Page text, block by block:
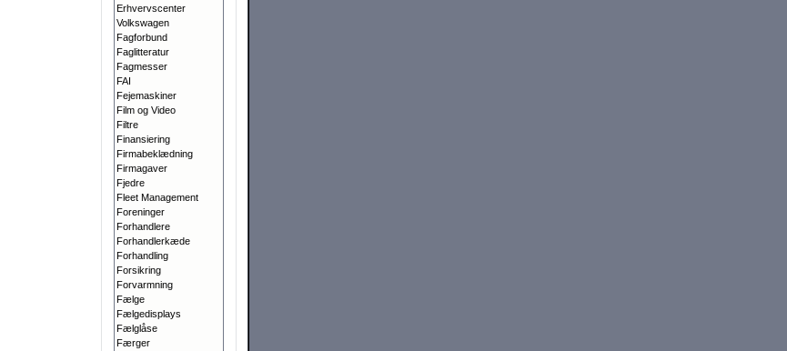
Erhvervscenter
Volkswagen
Fagforbund
Faglitteratur
Fagmesser
FAI
Fejemaskiner
Film og Video
Filtre
Finansiering
Firmabeklædning
Firmagaver
Fjedre
Fleet Management
Foreninger
Forhandlere
Forhandlerkæde
Forhandling
Forsikring
Forvarmning
Fælge
Fælgedisplays
Fælglåse
Færger